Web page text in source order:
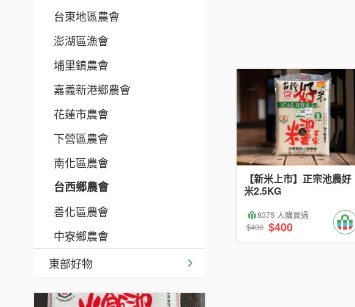
台東地區農會
澎湖區漁會
埔里鎮農會
嘉義新港鄉農會
花蓮市農會
下營區農會
南化區農會
台西鄉農會
善化區農會
中寮鄉農會
東部好物
【新米上市】正宗池農好
米2.5KG
8375 人購買過
$400 $400